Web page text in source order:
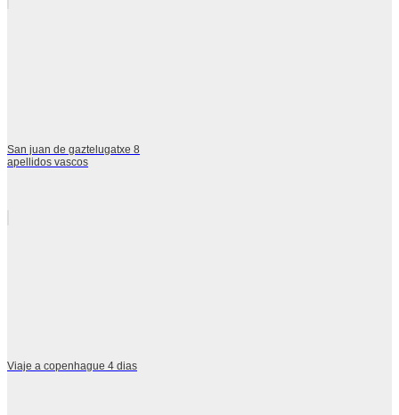
San juan de gaztelugatxe 8
apellidos vascos
Viaje a copenhague 4 dias